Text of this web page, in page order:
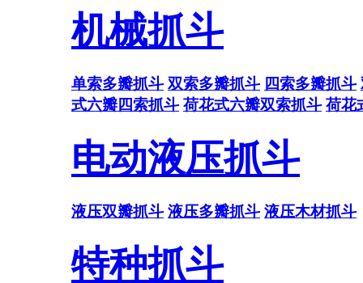
机械抓斗
单索多瓣抓斗 双索多瓣抓斗 四索多瓣抓斗
式六瓣四索抓斗 荷花式六瓣双索抓斗 荷花
电动液压抓斗
液压双瓣抓斗 液压多瓣抓斗 液压木材抓斗
特种抓斗